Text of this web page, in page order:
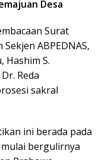
Desa
Surat
ABPEDNAS,
Hashim S.
Reda
sakral
ini berada pada
bergulirnya